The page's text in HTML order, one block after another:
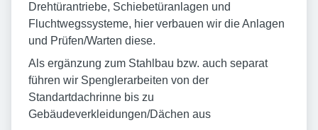
Drehtürantriebe, Schiebetüranlagen und
Fluchtwegssysteme, hier verbauen wir die Anlagen
und Prüfen/Warten diese.
Als ergänzung zum Stahlbau bzw. auch separat
führen wir Spenglerarbeiten von der
Standartdachrinne bis zu
Gebäudeverkleidungen/Dächen aus